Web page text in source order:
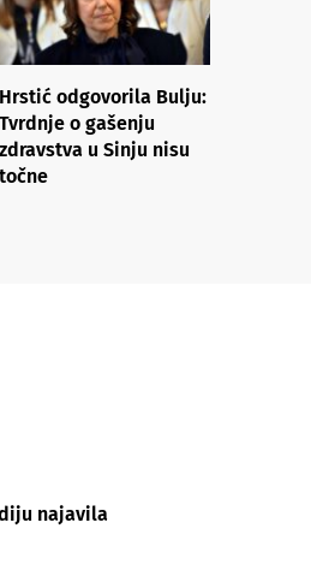
Hrstić odgovorila Bulju:
Tvrdnje o gašenju
zdravstva u Sinju nisu
točne
najavila